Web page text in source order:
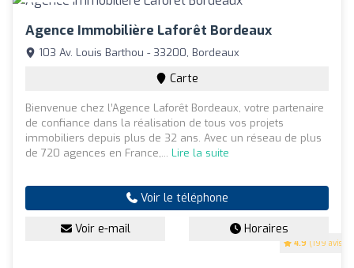
Agence Immobilière Laforêt Bordeaux
4.9 (199 avis)
103 Av. Louis Barthou - 33200, Bordeaux
Carte
Bienvenue chez l’Agence Laforêt Bordeaux, votre partenaire
de confiance dans la réalisation de tous vos projets
immobiliers depuis plus de 32 ans. Avec un réseau de plus
de 720 agences en France,... Lire la suite
Voir le téléphone
Voir e-mail Horaires